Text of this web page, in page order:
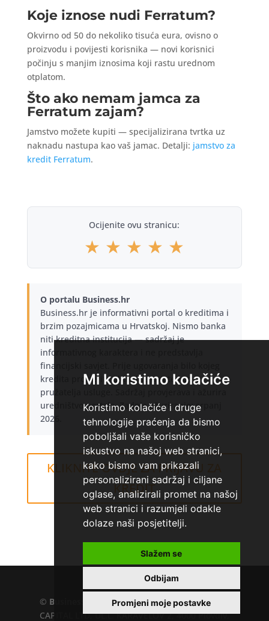
Mi koristimo kolačiće
Koristimo kolačiće i druge
tehnologije praćenja da bismo
poboljšali vaše korisničko
iskustvo na našoj web stranici,
kako bismo vam prikazali
personalizirani sadržaj i ciljane
oglase, analizirali promet na našoj
web stranici i razumjeli odakle
dolaze naši posjetitelji.
Slažem se
Odbijam
Promjeni moje postavke
Koje iznose nudi Ferratum?
Okvirno od 50 do nekoliko tisuća eura, ovisno o
proizvodu i povijesti korisnika — novi korisnici
počinju s manjim iznosima koji rastu urednom
otplatom.
Što ako nemam jamca za
Ferratum zajam?
Jamstvo možete kupiti — specijalizirana tvrtka uz
naknadu nastupa kao vaš jamac. Detalji: jamstvo za
kredit Ferratum.
Ocijenite ovu stranicu:
★ ★ ★ ★ ★
O portalu Business.hr
Business.hr je informativni portal o kreditima i
brzim pozajmicama u Hrvatskoj. Nismo banka
niti kreditna institucija — sadržaj je
informativnog karaktera i ne predstavlja
financijski savjet. Prije ugovaranja bilo kojeg
kredita provjerite aktualne uvjete kod
pružatelja usluge. Sadržaj provjerava i ažurira
uredništvo portala. Zadnje ažuriranje: srpanj
2026.
KLIKNITE OVDJE ZA PRIJAVU ZA
KREDIT
Ferratum banka
© Business.hr
EU VAT number : 205391327, KD
CAPITAL LTD, UL.L. KARAVELOV 2, 4000 Plovdiv,